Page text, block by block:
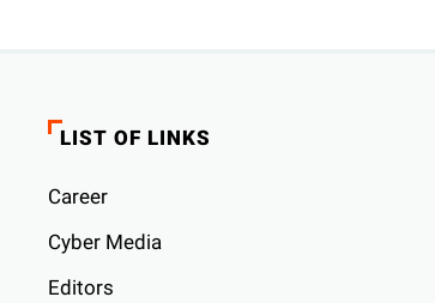
LIST OF LINKS
Career
Cyber ​​Media
Editors